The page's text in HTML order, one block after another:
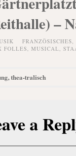
–
FRANZÖSISCHES,
FOLLES, MUSICAL,
thea-tralisch
a